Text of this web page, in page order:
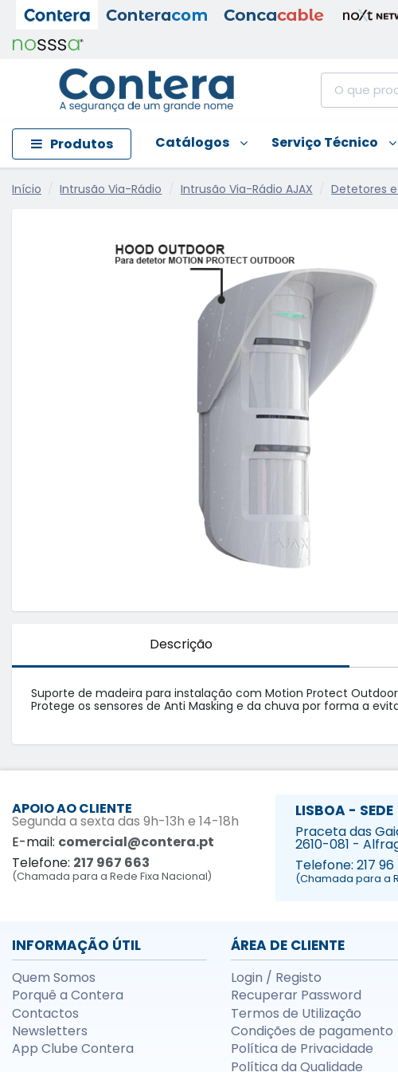
Produtos Catálogos Serviço Técnico
Início Intrusão Via-Rádio Intrusão Via-Rádio AJAX Detetores
Descrição
Suporte de madeira para instalação com Motion Protect
Protege os sensores de Anti Masking e da chuva por forma a
APOIO AO CLIENTE
Segunda a sexta das 9h-13h e 14-18h
E-mail: comercial@contera.pt
Telefone: 217 967 663
(Chamada para a Rede Fixa Nacional)
LISBOA - SEDE
Praceta das
2610-081 -
Telefone: 217
(Chamada para a
INFORMAÇÃO ÚTIL
Quem Somos
Porquê a Contera
Contactos
Newsletters
App Clube Contera
ÁREA DE CLIENTE
Login / Registo
Recuperar Password
Termos de Utilização
Condições de pagamento
Política de Privacidade
Política da Qualidade